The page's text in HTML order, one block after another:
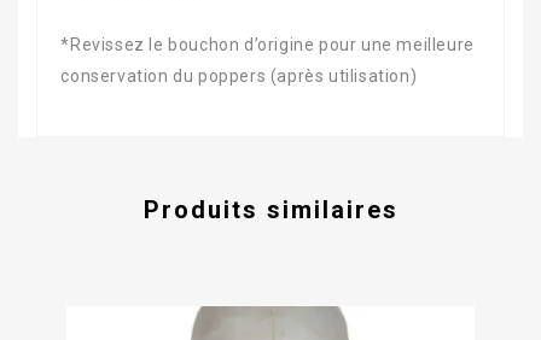
*Revissez le bouchon d’origine pour une meilleure
conservation du poppers (après utilisation)
Produits similaires